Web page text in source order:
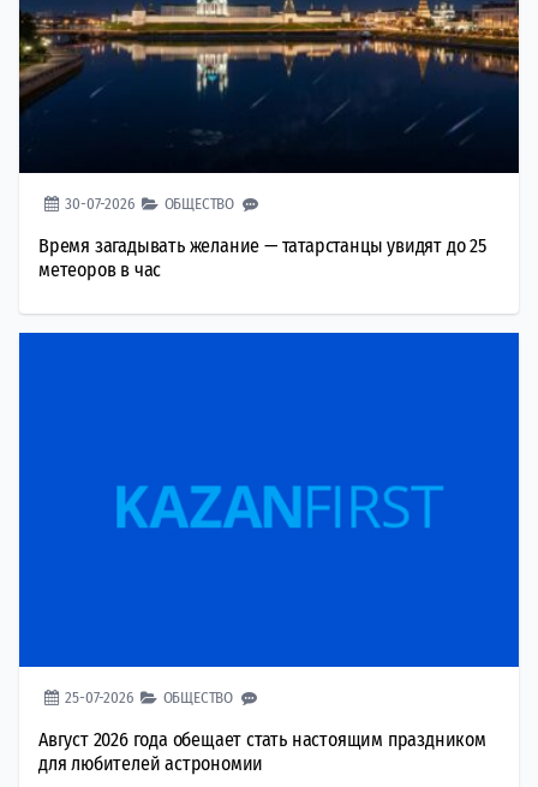
30-07-2026 ОБЩЕСТВО
Время загадывать желание — татарстанцы увидят до 25
метеоров в час
25-07-2026 ОБЩЕСТВО
Август 2026 года обещает стать настоящим праздником
для любителей астрономии